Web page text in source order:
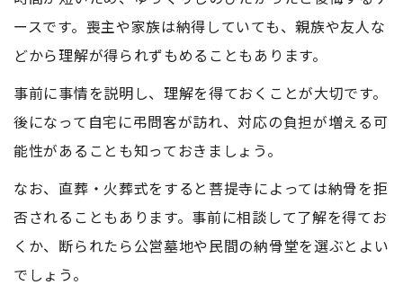
ースです。喪主や家族は納得していても、親族や友人な
どから理解が得られずもめることもあります。
事前に事情を説明し、理解を得ておくことが大切です。
後になって自宅に弔問客が訪れ、対応の負担が増える可
能性があることも知っておきましょう。
なお、直葬・火葬式をすると菩提寺によっては納骨を拒
否されることもあります。事前に相談して了解を得てお
くか、断られたら公営墓地や民間の納骨堂を選ぶとよい
でしょう。